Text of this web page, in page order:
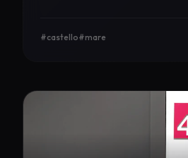
#castello#mare